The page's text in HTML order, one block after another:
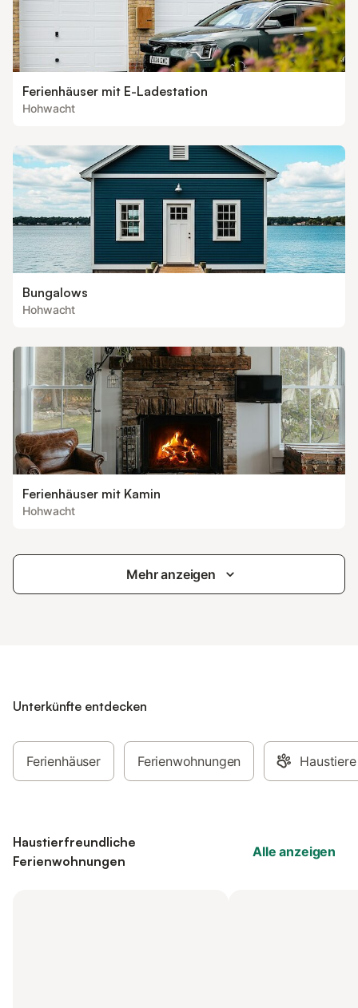
Ferienhäuser mit E-Ladestation
Hohwacht
Bungalows
Hohwacht
Ferienhäuser mit Kamin
Hohwacht
Mehr anzeigen
Unterkünfte entdecken
Ferienhäuser Ferienwohnungen
Haustierfreundliche
Ferienwohnungen
Alle anzeigen